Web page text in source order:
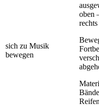
sich zu Musik
bewegen
oben